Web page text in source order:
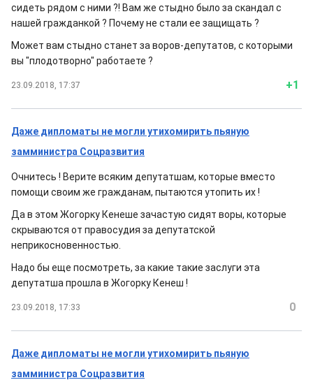
сидеть рядом с ними ?! Вам же стыдно было за скандал с
нашей гражданкой ? Почему не стали ее защищать ?
Может вам стыдно станет за воров-депутатов, с которыми
вы "плодотворно" работаете ?
23.09.2018, 17:37 +1
Даже дипломаты не могли утихомирить пьяную
замминистра Соцразвития
Очнитесь ! Верите всяким депутатшам, которые вместо
помощи своим же гражданам, пытаются утопить их !
Да в этом Жогорку Кенеше зачастую сидят воры, которые
скрываются от правосудия за депутатской
неприкосновенностью.
Надо бы еще посмотреть, за какие такие заслуги эта
депутатша прошла в Жогорку Кенеш !
23.09.2018, 17:33 0
Даже дипломаты не могли утихомирить пьяную
замминистра Соцразвития